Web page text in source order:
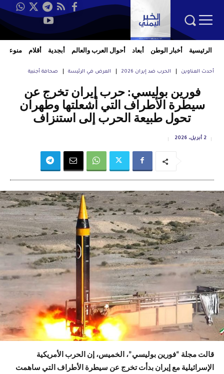
الرئيسية أخبار الوطن أبعاد أحوال العرب والعالم أبجدية أقلام منوعات
أحدث العناوين الحرب ضد إيران 2026 العرض في الرئيسة صحافة أجنبية
فورين بوليسي: حرب إيران تخرج عن
سيطرة الأطراف التي أشعلتها وطهران
تحول طبيعة الحرب إلى استنزاف
2 أبريل، 2026
قالت مجلة “فورين بوليسي”، الخميس، إن الحرب الأمريكية
الإسرائيلية مع إيران بدأت تخرج عن سيطرة الأطراف التي ساهمت